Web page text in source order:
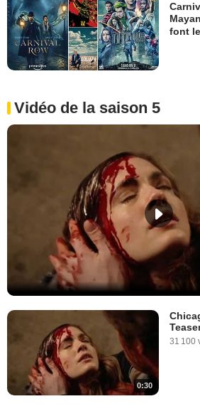
font
Vidéo de la saison 5
0:30
31 100